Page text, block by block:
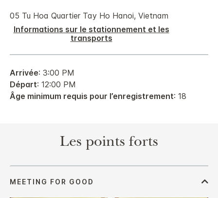
05 Tu Hoa Quartier Tay Ho Hanoi, Vietnam
Informations sur le stationnement et les
transports
Arrivée: 3:00 PM
Départ: 12:00 PM
Âge minimum requis pour l’enregistrement: 18
Les points forts